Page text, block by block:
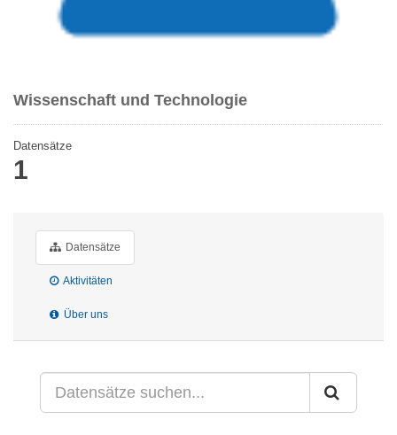
Wissenschaft und Technologie
Datensätze
1
Datensätze
Aktivitäten
Über uns